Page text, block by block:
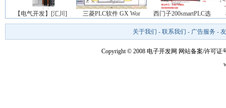
【电气开发】[汇川] 三菱PLC软件 GX Wor 西门子200smartPLC选
关于我们 - 联系我们 - 广告服务 -
Copyright © 2008 电子开发网 网站备案/许可证